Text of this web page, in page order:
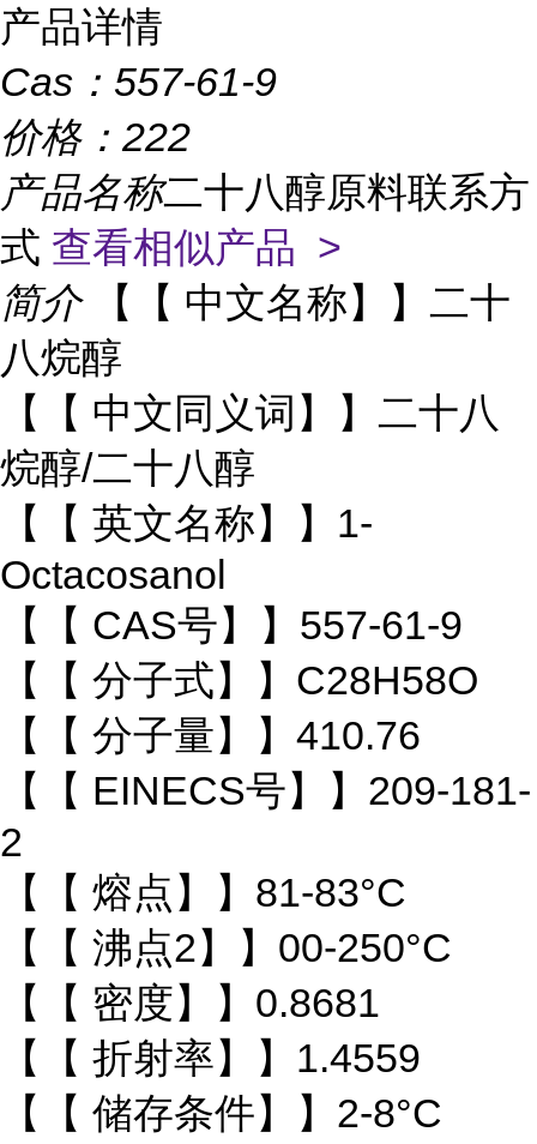
产品详情
Cas： 557-61-9
价格： 222
产品名称二十八醇原料联系方
式 查看相似产品 >
简介
【【 中文名称】】二十
八烷醇
【【 中文同义词】】二十八
烷醇/二十八醇
【【 英文名称】】1-
Octacosanol
【【 CAS号】】557-61-9
【【 分子式】】C28H58O
【【 分子量】】410.76
【【 EINECS号】】209-181-
2
【【 熔点】】81-83°C
【【 沸点2】】00-250°C
【【 密度】】0.8681
【【 折射率】】1.4559
【【 储存条件】】2-8°C